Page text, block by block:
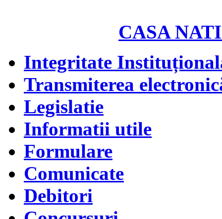
CASA
Integritate
Transmiterea
Legislatie
Informatii utile
Formulare
Comunicate
Debitori